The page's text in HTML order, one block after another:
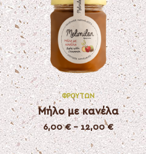
ΦΡΟΎΤΩΝ
Μήλο με κανέλα
6,00€–12,00€